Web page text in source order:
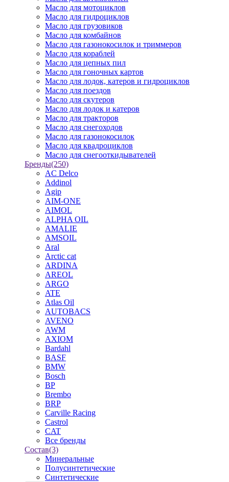
Масло для мотоциклов
Масло для гидроциклов
Масло для грузовиков
Масло для комбайнов
Масло для газонокосилок и триммеров
Масло для кораблей
Масло для цепных пил
Масло для гоночных картов
Масло для лодок, катеров и гидроциклов
Масло для поездов
Масло для скутеров
Масло для лодок и катеров
Масло для тракторов
Масло для снегоходов
Масло для газонокосилок
Масло для квадроциклов
Масло для снегооткидывателей
Бренды(250)
AC Delco
Addinol
Agip
AIM-ONE
AIMOL
ALPHA OIL
AMALIE
AMSOIL
Aral
Arctic cat
ARDINA
AREOL
ARGO
ATE
Atlas Oil
AUTOBACS
AVENO
AWM
AXIOM
Bardahl
BASF
BMW
Bosch
BP
Brembo
BRP
Carville Racing
Castrol
CAT
Все бренды
Состав(3)
Минеральные
Полусинтетические
Синтетические